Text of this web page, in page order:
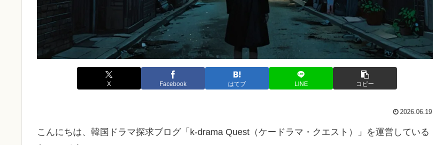
X Facebook はてブ LINE コピー
2026.06.19
こんにちは、韓国ドラマ探求ブログ「k-drama Quest（ケードラマ・クエスト）」を運営している